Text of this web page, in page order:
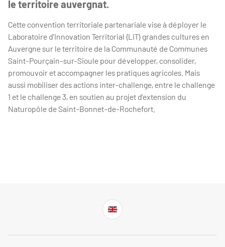
le territoire auvergnat.
Cette convention territoriale partenariale vise à déployer le
Laboratoire d’Innovation Territorial (LIT) grandes cultures en
Auvergne sur le territoire de la Communauté de Communes
Saint-Pourçain-sur-Sioule pour développer, consolider,
promouvoir et accompagner les pratiques agricoles. Mais
aussi mobiliser des actions inter-challenge, entre le challenge
1 et le challenge 3, en soutien au projet d’extension du
Naturopôle de Saint-Bonnet-de-Rochefort.